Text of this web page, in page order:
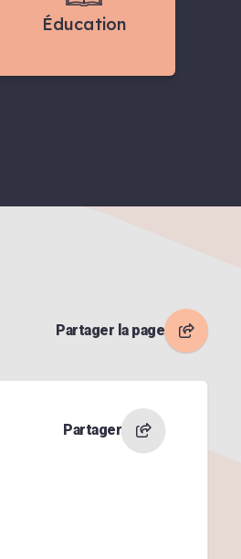
Éducation
Partager la page
Partager